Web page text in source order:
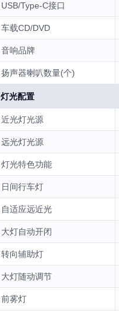
USB/Type-C接口
车载CD/DVD
音响品牌
扬声器喇叭数量(个)
灯光配置
近光灯光源
远光灯光源
灯光特色功能
日间行车灯
自适应远近光
大灯自动开闭
转向辅助灯
大灯随动调节
前雾灯